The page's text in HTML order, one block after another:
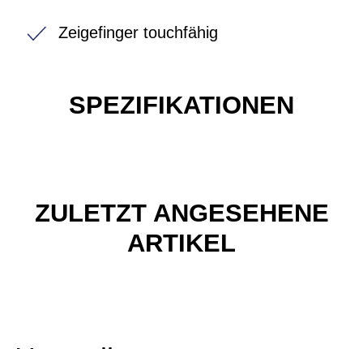
Zeigefinger touchfähig
SPEZIFIKATIONEN
ZULETZT ANGESEHENE
ARTIKEL